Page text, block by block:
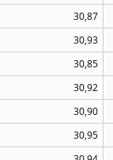
30,87
30,93
30,85
30,92
30,90
30,95